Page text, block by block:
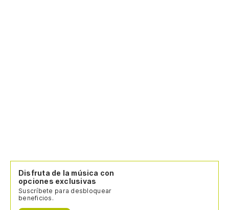
Disfruta de la música con
opciones exclusivas
Suscríbete para desbloquear
beneficios.